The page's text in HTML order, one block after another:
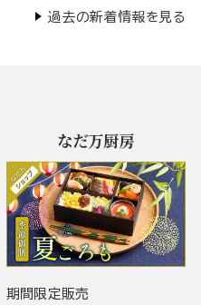
過去の新着情報を見る
なだ万厨房
期間限定販売